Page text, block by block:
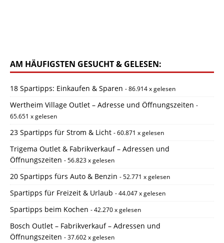
AM HÄUFIGSTEN GESUCHT & GELESEN:
18 Spartipps: Einkaufen & Sparen - 86.914 x gelesen
Wertheim Village Outlet – Adresse und Öffnungszeiten -
65.651 x gelesen
23 Spartipps für Strom & Licht - 60.871 x gelesen
Trigema Outlet & Fabrikverkauf – Adressen und
Öffnungszeiten - 56.823 x gelesen
20 Spartipps fürs Auto & Benzin - 52.771 x gelesen
Spartipps für Freizeit & Urlaub - 44.047 x gelesen
Spartipps beim Kochen - 42.270 x gelesen
Bosch Outlet – Fabrikverkauf – Adressen und
Öffnungszeiten - 37.602 x gelesen